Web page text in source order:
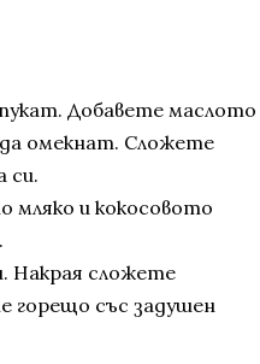
Добавете маслото
да омекнат. Сложете
си.
мляко и кокосовото
Накрая сложете
горещо със задушен